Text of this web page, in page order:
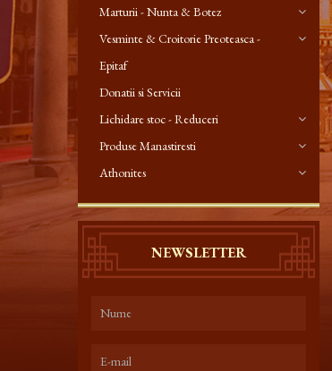
Marturii - Nunta & Botez
Vesminte & Croitorie Preoteasca -
Epitaf
Donatii si Servicii
Lichidare stoc - Reduceri
Produse Manastiresti
Athonites
NEWSLETTER